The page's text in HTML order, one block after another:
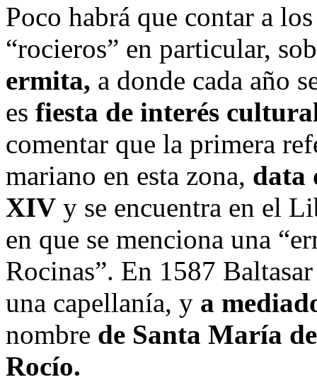
Poco habrá que contar a
“rocieros” en particular,
ermita, a donde cada año
es fiesta de interés
comentar que la primera
mariano en esta zona, data
XIV y se encuentra en el
en que se menciona una
Rocinas”. En 1587
una capellanía, y a
nombre de Santa María
Rocío.